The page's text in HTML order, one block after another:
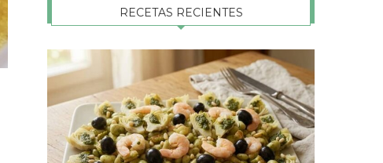
RECETAS RECIENTES